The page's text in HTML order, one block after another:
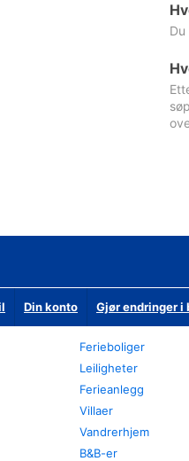
Din konto Gjør endringer i
Ferieboliger
Leiligheter
Ferieanlegg
Villaer
Vandrerhjem
B&B-er